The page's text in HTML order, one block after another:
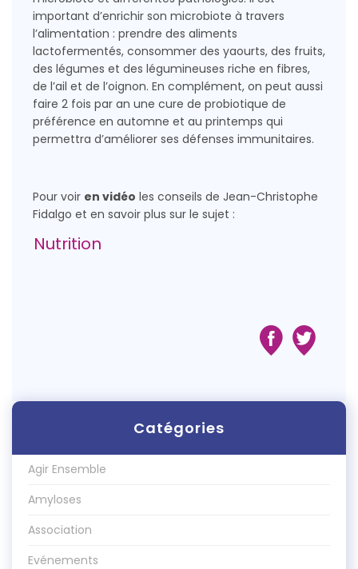
important d’enrichir son microbiote à travers
l’alimentation : prendre des aliments
lactofermentés, consommer des yaourts, des fruits,
des légumes et des légumineuses riche en fibres,
de l’ail et de l’oignon. En complément, on peut aussi
faire 2 fois par an une cure de probiotique de
préférence en automne et au printemps qui
permettra d’améliorer ses défenses immunitaires.
Pour voir en vidéo les conseils de Jean-Christophe
Fidalgo et en savoir plus sur le sujet :
Nutrition
Catégories
Agir Ensemble
Amyloses
Association
Evénements